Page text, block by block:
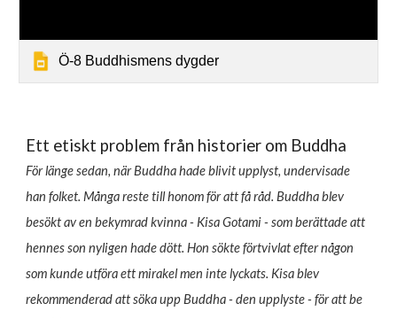
Ö-8 Buddhismens dygder
Ett etiskt problem från historier om Buddha
För länge sedan, när Buddha hade blivit upplyst, undervisade
han folket. Många reste till honom för att få råd. Buddha blev
besökt av en bekymrad kvinna - Kisa Gotami - som berättade att
hennes son nyligen hade dött. Hon sökte förtvivlat efter någon
som kunde utföra ett mirakel men inte lyckats. Kisa blev
rekommenderad att söka upp Buddha - den upplyste - för att be